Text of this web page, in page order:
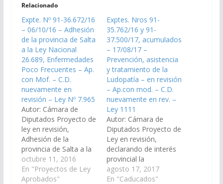
Relacionado
Expte. Nº 91-36.672/16
– 06/10/16 – Adhesión
de la provincia de Salta
a la Ley Nacional
26.689, Enfermedades
Poco Frecuentes – Ap.
con Mof. – C.D.
nuevamente en
revisión – Ley Nº 7.965
Autor: Cámara de
Diputados Proyecto de
ley en revisión,
Adhesión de la
provincia de Salta a la
Ley Nacional 26.689 de
promoción del cuidado
integral de la salud de
octubre 11, 2016
En "Proyectos de Ley
Aprobados"
Exptes. Nros 91-
35.762/16 y 91-
37.500/17, acumulados
– 17/08/17 –
Prevención, asistencia
y tratamiento de la
Ludopatía – en revisión
– Ap.con mod. – C.D.
nuevamente en rev. –
Ley 1111
Autor: Cámara de
Diputados Proyecto de
Ley en revisión,
declarando de interés
provincial la
prevención, asistencia
y tratamiento de la
agosto 17, 2017
En "Caducados"